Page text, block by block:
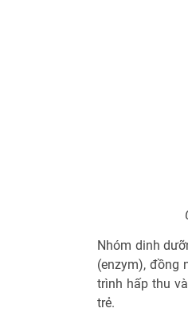
Nhóm dinh
(enzym), đồng
trình hấp thu
trẻ.